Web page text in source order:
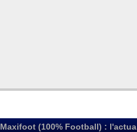
Maxifoot (100% Football) :